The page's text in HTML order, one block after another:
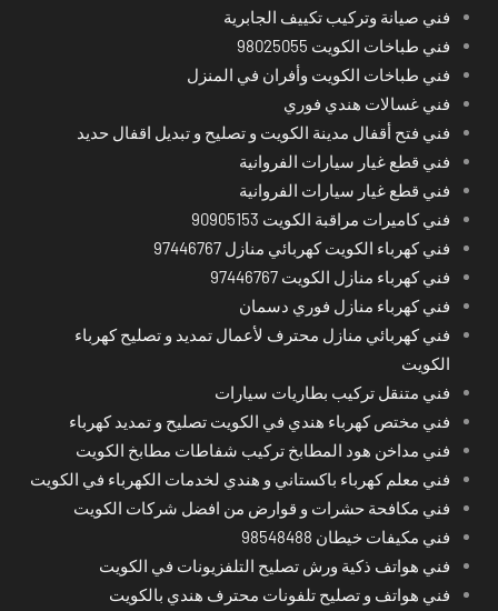
فني صيانة وتركيب تكييف الجابرية
فني طباخات الكويت 98025055
فني طباخات الكويت وأفران في المنزل
فني غسالات هندي فوري
فني فتح أقفال مدينة الكويت و تصليح و تبديل اقفال حديد
فني قطع غيار سيارات الفروانية
فني قطع غيار سيارات الفروانية
فني كاميرات مراقبة الكويت 90905153
فني كهرباء الكويت كهربائي منازل 97446767
فني كهرباء منازل الكويت 97446767
فني كهرباء منازل فوري دسمان
فني كهربائي منازل محترف لأعمال تمديد و تصليح كهرباء
الكويت
فني متنقل تركيب بطاريات سيارات
فني مختص كهرباء هندي في الكويت تصليح و تمديد كهرباء
فني مداخن هود المطابخ تركيب شفاطات مطابخ الكويت
فني معلم كهرباء باكستاني و هندي لخدمات الكهرباء في الكويت
فني مكافحة حشرات و قوارض من افضل شركات الكويت
فني مكيفات خيطان 98548488
فني هواتف ذكية ورش تصليح التلفزيونات في الكويت
فني هواتف و تصليح تلفونات محترف هندي بالكويت